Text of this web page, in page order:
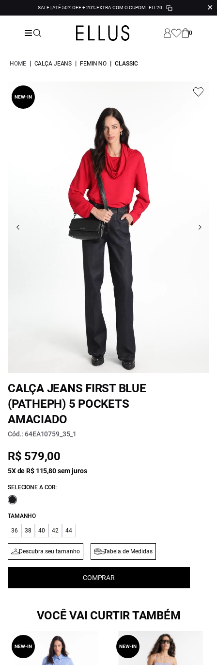
SALE | ATÉ 50% OFF + 20% EXTRA COM O CUPOM ELL20 ✕
0
HOME | CALÇA JEANS | FEMININO | CLASSIC
NEW-IN
CALÇA JEANS FIRST BLUE
(PATHEPH) 5 POCKETS
AMACIADO
Cód.: 64EA10759_35_1
R$ 579,00
5X de R$ 115,80 sem juros
SELECIONE A COR:
TAMANHO
36 38 40 42 44
Descubra seu tamanho Tabela de Medidas
COMPRAR
VOCÊ VAI CURTIR TAMBÉM
NEW-IN NEW-IN